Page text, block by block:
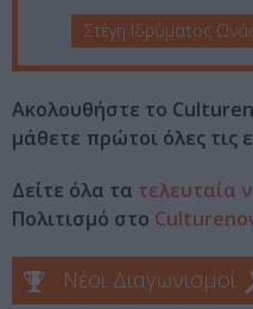
Στέγη Ιδρύματος
Ακολουθήστε το
μάθετε πρώτοι όλες τις
Δείτε όλα τα τελευταία
Πολιτισμό στο
Νέοι Διαγωνισμοί